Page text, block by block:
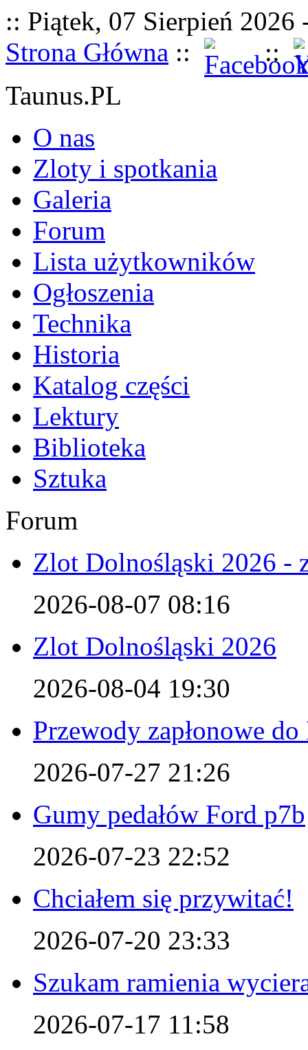
:: Piątek, 07 Sierpień 2026
Strona Główna ::
::
Taunus.PL
O nas
Zloty i spotkania
Galeria
Forum
Lista użytkowników
Ogłoszenia
Technika
Historia
Katalog części
Lektury
Biblioteka
Sztuka
Forum
Zlot Dolnośląski 2026 -
2026-08-07 08:16
Zlot Dolnośląski 2026
2026-08-04 19:30
Przewody zapłonowe
2026-07-27 21:26
Gumy pedałów Ford p7b
2026-07-23 22:52
Chciałem się przywitać!
2026-07-20 23:33
Szukam ramienia
2026-07-17 11:58